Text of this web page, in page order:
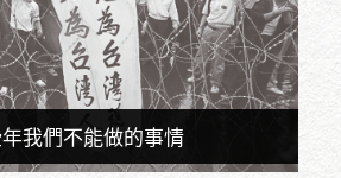
我們不能做的事情